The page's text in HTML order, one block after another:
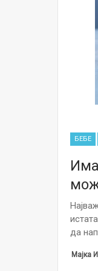
БЕБЕ
да
Мајка